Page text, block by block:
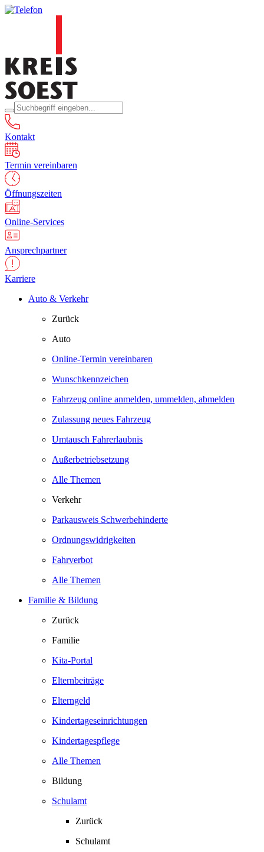
Kontakt
Termin vereinbaren
Öffnungszeiten
Online-Services
Ansprechpartner
Karriere
Auto & Verkehr
Zurück
Auto
Online-Termin vereinbaren
Wunschkennzeichen
Fahrzeug online anmelden, ummelden, abmelden
Zulassung neues Fahrzeug
Umtausch Fahrerlaubnis
Außerbetriebsetzung
Alle Themen
Verkehr
Parkausweis Schwerbehinderte
Ordnungswidrigkeiten
Fahrverbot
Alle Themen
Familie & Bildung
Zurück
Familie
Kita-Portal
Elternbeiträge
Elterngeld
Kindertageseinrichtungen
Kindertagespflege
Alle Themen
Bildung
Schulamt
Zurück
Schulamt